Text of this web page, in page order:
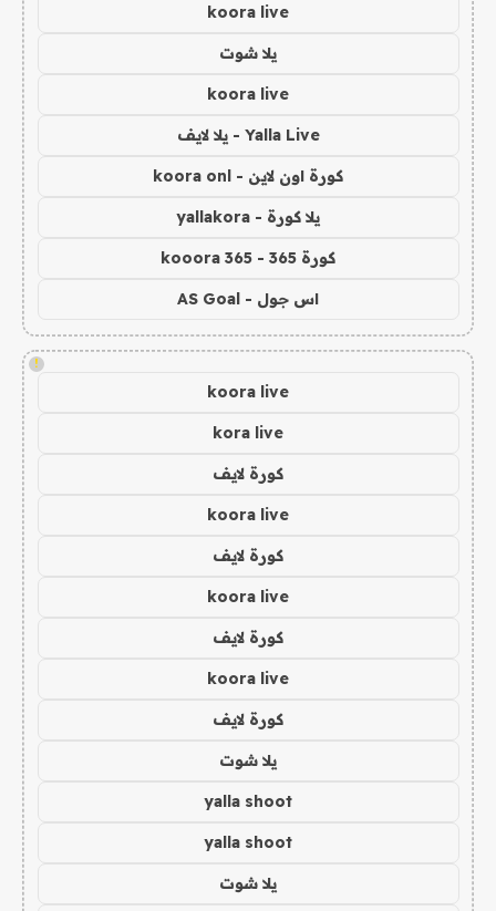
koora live
يلا شوت
koora live
Yalla Live - يلا لايف
كورة اون لاين - koora onl
يلا كورة - yallakora
كورة 365 - kooora 365
اس جول - AS Goal
!
koora live
kora live
كورة لايف
koora live
كورة لايف
koora live
كورة لايف
koora live
كورة لايف
يلا شوت
yalla shoot
yalla shoot
يلا شوت